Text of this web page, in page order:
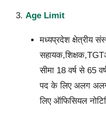
Age Limit
मध्यप्रदेश क्षेत्रीय
सीमा 18 वर्ष से 65
पद के लिए अलग अलग
लिए ऑफिसियल